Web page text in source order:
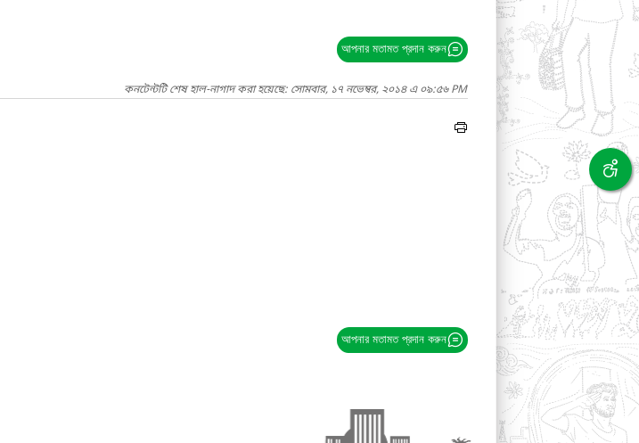
আপনার মতামত প্রদান করুন
কনটেন্টটি শেষ হাল-নাগাদ করা হয়েছে: সোমবার, ১৭ নভেম্বর, ২০১৪ এ ০৯:৫৬ PM
আপনার মতামত প্রদান করুন